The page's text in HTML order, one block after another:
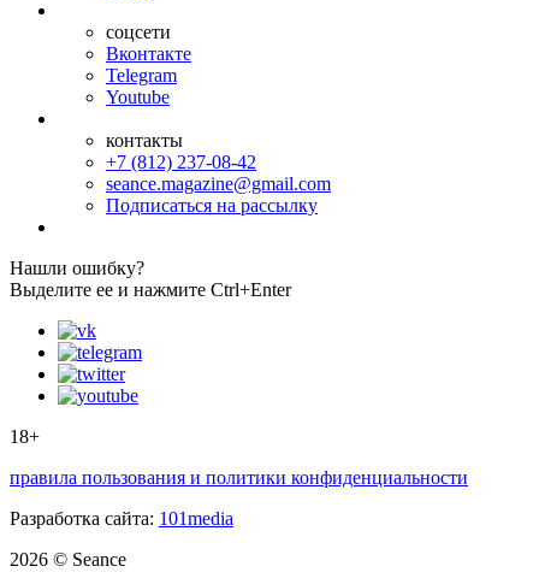
соцсети
Вконтакте
Telegram
Youtube
контакты
+7 (812) 237-08-42
seance.magazine@gmail.com
Подписаться на рассылку
Нашли ошибку?
Выделите ее и нажмите Ctrl+Enter
18+
правила пользования и политики конфиденциальности
Разработка сайта: 101media
2026 © Seance